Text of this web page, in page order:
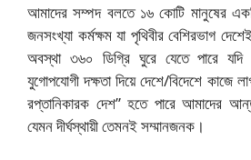
আমাদের সম্পদ বলতে ১৬ কোটি মানুষের
জনসংখ্যা কর্মক্ষম যা পৃথিবীর বেশিরভাগ
অবস্থা ৩৬০ ডিগ্রি ঘুরে যেতে পারে
যুগোপযোগী দক্ষতা দিয়ে দেশে/বিদেশে কাজে
রপ্তানিকারক দেশ” হতে পারে আমাদের
যেমন দীর্ঘস্থায়ী তেমনই সম্মানজনক।